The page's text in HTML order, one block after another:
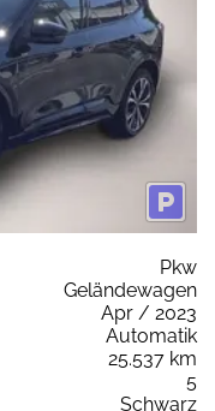
Pkw
Geländewagen
Apr / 2023
Automatik
25.537 km
5
Schwarz